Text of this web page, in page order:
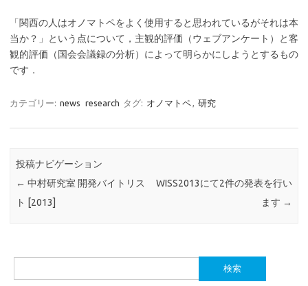
「関西の人はオノマトペをよく使用すると思われているがそれは本
当か？」という点について，主観的評価（ウェブアンケート）と客
観的評価（国会会議録の分析）によって明らかにしようとするもの
です．
カテゴリー: news research タグ: オノマトペ, 研究
投稿ナビゲーション
← 中村研究室 開発バイトリス
ト [2013]
WISS2013にて2件の発表を行い
ます →
索: